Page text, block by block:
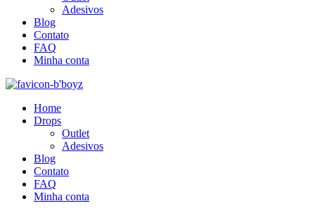
Adesivos
Blog
Contato
FAQ
Minha conta
Home
Drops
Outlet
Adesivos
Blog
Contato
FAQ
Minha conta